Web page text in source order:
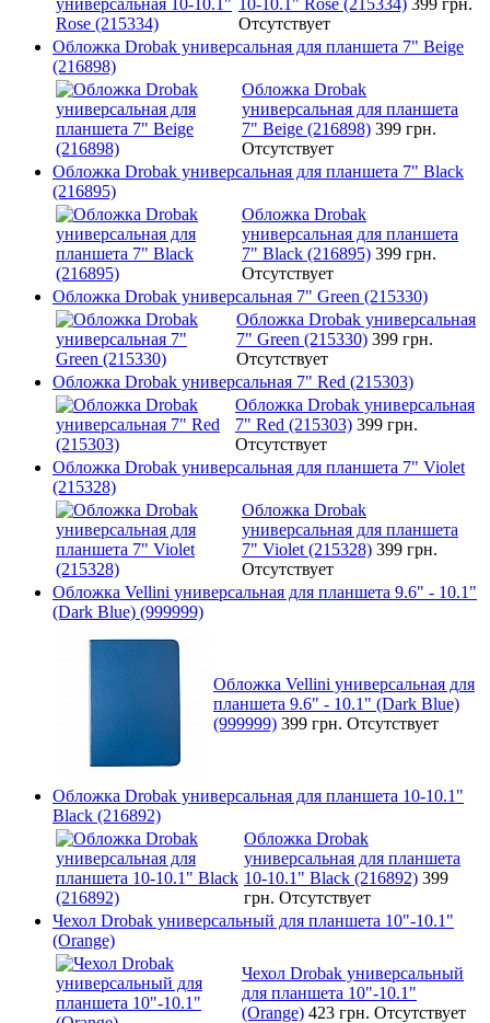
Отсутствует
Обложка Drobak универсальная для планшета 7" Beige
(216898)
Обложка Drobak
универсальная для планшета
7" Beige (216898) 399 грн.
Отсутствует
Обложка Drobak универсальная для планшета 7" Black
(216895)
Обложка Drobak
универсальная для планшета
7" Black (216895) 399 грн.
Отсутствует
Обложка Drobak универсальная 7" Green (215330)
Обложка Drobak универсальная
7" Green (215330) 399 грн.
Отсутствует
Обложка Drobak универсальная 7" Red (215303)
Обложка Drobak универсальная
7" Red (215303) 399 грн.
Отсутствует
Обложка Drobak универсальная для планшета 7" Violet
(215328)
Обложка Drobak
универсальная для планшета
7" Violet (215328) 399 грн.
Отсутствует
Обложка Vellini универсальная для планшета 9.6" - 10.1"
(Dark Blue) (999999)
Обложка Vellini универсальная для
планшета 9.6" - 10.1" (Dark Blue)
(999999) 399 грн. Отсутствует
Обложка Drobak универсальная для планшета 10-10.1"
Black (216892)
Обложка Drobak
универсальная для планшета
10-10.1" Black (216892) 399
грн. Отсутствует
Чехол Drobak универсальный для планшета 10"-10.1"
(Orange)
Чехол Drobak универсальный
для планшета 10"-10.1"
(Orange) 423 грн. Отсутствует